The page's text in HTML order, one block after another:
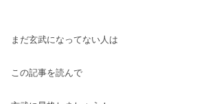
まだ玄武になってない人は
この記事を読んで